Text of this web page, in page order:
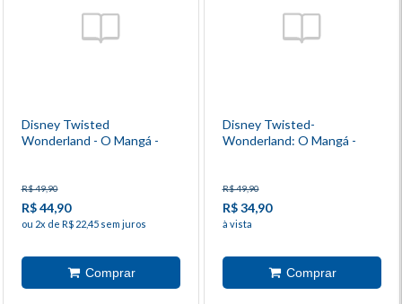
Disney Twisted
Wonderland - O Mangá -
R$ 49,90
R$ 44,90
ou 2x de R$ 22,45 sem juros
Disney Twisted-
Wonderland: O Mangá -
R$ 49,90
R$ 34,90
à vista